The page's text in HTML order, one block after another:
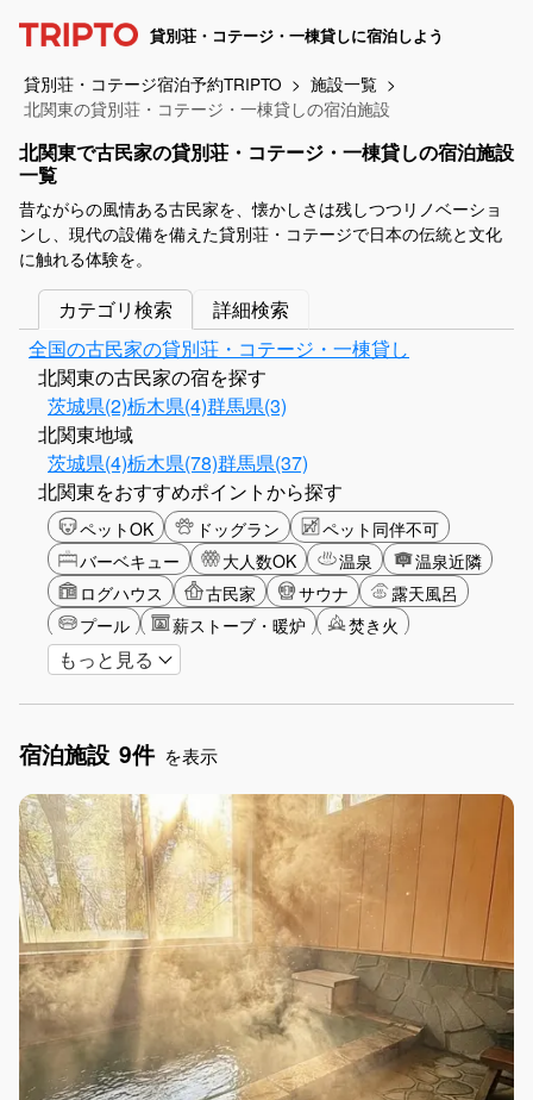
貸別荘・コテージ・一棟貸しに宿泊しよう
貸別荘・コテージ宿泊予約TRIPTO
施設一覧
北関東の貸別荘・コテージ・一棟貸しの宿泊施設
北関東で古民家の貸別荘・コテージ・一棟貸しの宿泊施設
一覧
昔ながらの風情ある古民家を、懐かしさは残しつつリノベーショ
ンし、現代の設備を備えた貸別荘・コテージで日本の伝統と文化
に触れる体験を。
カテゴリ検索
詳細検索
全国の古民家の貸別荘・コテージ・一棟貸し
北関東の古民家の宿を探す
茨城県(2)栃木県(4)群馬県(3)
北関東地域
茨城県(4)栃木県(78)群馬県(37)
北関東をおすすめポイントから探す
ペットOK ドッグラン
ペット同伴不可
バーベキュー
大人数OK 温泉
温泉近隣
ログハウス
古民家 サウナ
露天風呂
プール
薪ストーブ・暖炉
焚き火
バリアフリー
ショッピング
女子旅
駅から徒歩圏内
手持ち花火OK
お子さま歓迎
アメニティ
もっと見る
宿泊施設 9件 を表示